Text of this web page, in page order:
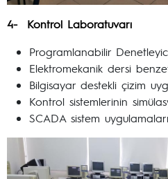
4- Kontrol Laboratuvarı
Programlanabilir
Elektromekanik dersi
Bilgisayar destekli çizim
Kontrol sistemlerinin
SCADA sistem uygulamaları